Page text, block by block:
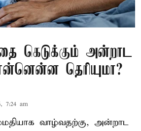
கெடுக்கும் அன்றாட
தெரியுமா?
7:24 am
வாழ்வதற்கு, அன்றாட